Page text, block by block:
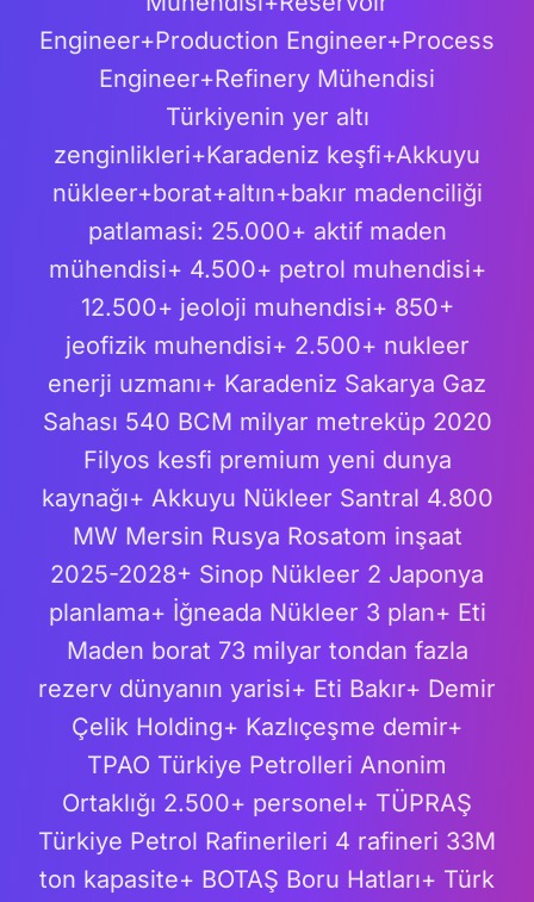
Engineer+Production Engineer+Process
Engineer+Refinery Mühendisi
Türkiyenin yer altı
zenginlikleri+Karadeniz keşfi+Akkuyu
nükleer+borat+altın+bakır madenciliği
patlamasi: 25.000+ aktif maden
mühendisi+ 4.500+ petrol muhendisi+
12.500+ jeoloji muhendisi+ 850+
jeofizik muhendisi+ 2.500+ nukleer
enerji uzmanı+ Karadeniz Sakarya Gaz
Sahası 540 BCM milyar metreküp 2020
Filyos kesfi premium yeni dunya
kaynağı+ Akkuyu Nükleer Santral 4.800
MW Mersin Rusya Rosatom inşaat
2025-2028+ Sinop Nükleer 2 Japonya
planlama+ İğneada Nükleer 3 plan+ Eti
Maden borat 73 milyar tondan fazla
rezerv dünyanın yarisi+ Eti Bakır+ Demir
Çelik Holding+ Kazlıçeşme demir+
TPAO Türkiye Petrolleri Anonim
Ortaklığı 2.500+ personel+ TÜPRAŞ
Türkiye Petrol Rafinerileri 4 rafineri 33M
ton kapasite+ BOTAŞ Boru Hatları+ Türk